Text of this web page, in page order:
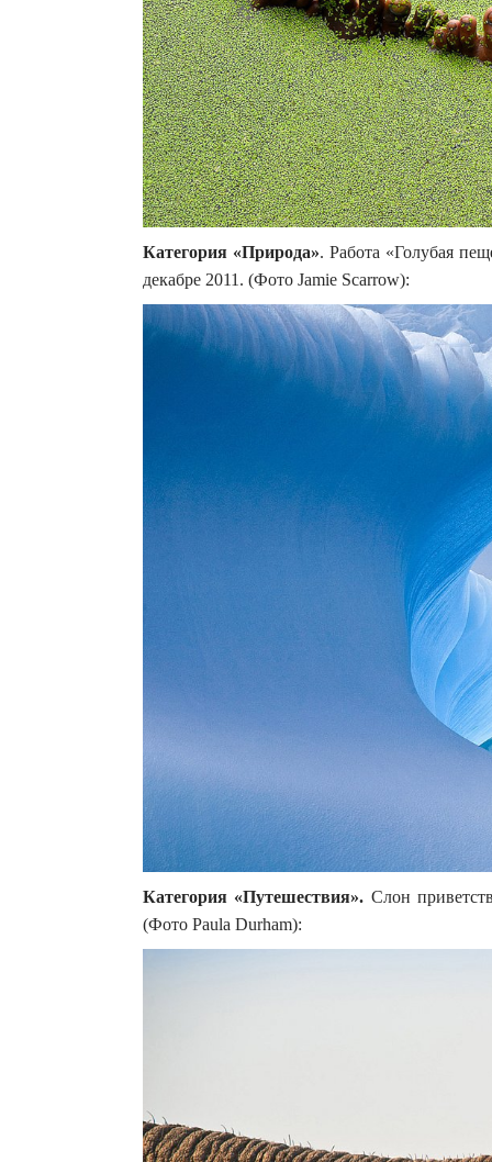
Категория «Природа». Работа «Голубая
декабре 2011. (Фото Jamie Scarrow):
Категория «Путешествия». Слон
(Фото Paula Durham):